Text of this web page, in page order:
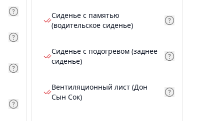
Сиденье с памятью
(водительское сиденье)
Сиденье с подогревом (заднее
сиденье)
Вентиляционный лист (Дон
Сын Сок)